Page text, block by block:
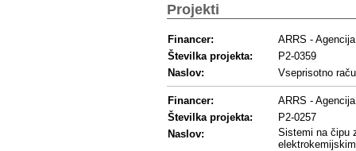
Projekti
Financer:
ARRS -
Številka projekta:
P2-0359
Naslov:
Vseprisotno
Financer:
ARRS -
Številka projekta:
P2-0257
Naslov:
Sistemi na čipu